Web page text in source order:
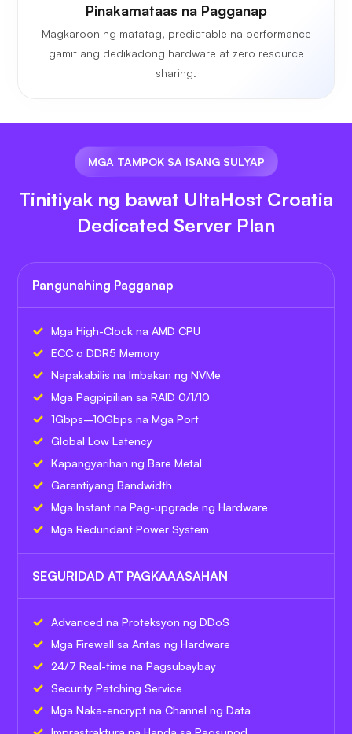
Pinakamataas na Pagganap
Magkaroon ng matatag, predictable na performance
gamit ang dedikadong hardware at zero resource
sharing.
MGA TAMPOK SA ISANG SULYAP
Tinitiyak ng bawat UltaHost Croatia
Dedicated Server Plan
Pangunahing Pagganap
Mga High-Clock na AMD CPU
ECC o DDR5 Memory
Napakabilis na Imbakan ng NVMe
Mga Pagpipilian sa RAID 0/1/10
1Gbps–10Gbps na Mga Port
Global Low Latency
Kapangyarihan ng Bare Metal
Garantiyang Bandwidth
Mga Instant na Pag-upgrade ng Hardware
Mga Redundant Power System
SEGURIDAD AT PAGKAAASAHAN
Advanced na Proteksyon ng DDoS
Mga Firewall sa Antas ng Hardware
24/7 Real-time na Pagsubaybay
Security Patching Service
Mga Naka-encrypt na Channel ng Data